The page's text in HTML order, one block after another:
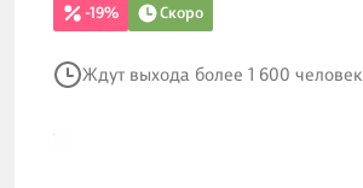
-19% Скоро
Ждут выхода более 1 600 человек